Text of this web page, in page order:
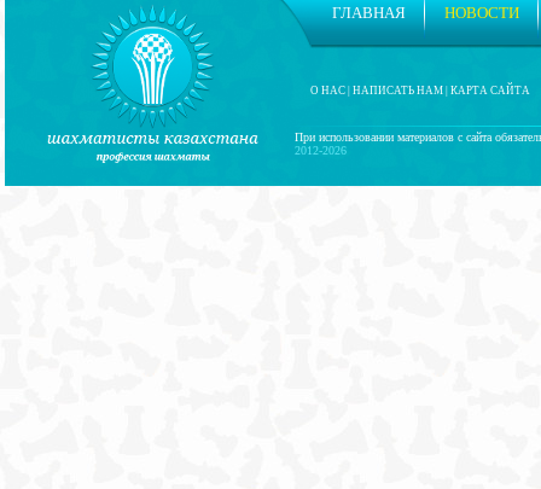
При использовании материалов с сайта
2012-2026
О НАС НАПИСАТЬ НАМ КАРТА САЙТА
ГЛАВНАЯ НОВОСТИ